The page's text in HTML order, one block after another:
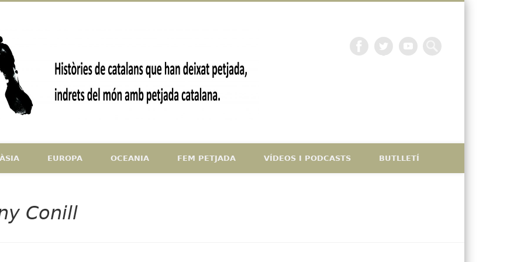
La petjada catalana
del món amb petjada catalana
ÀSIA EUROPA OCEANIA FEM PETJADA VÍDEOS I PODCASTS BUTLLETÍ
Conill